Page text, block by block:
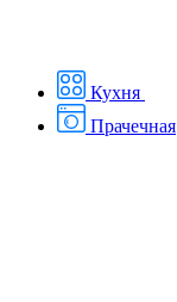
Кухня
Прачечная